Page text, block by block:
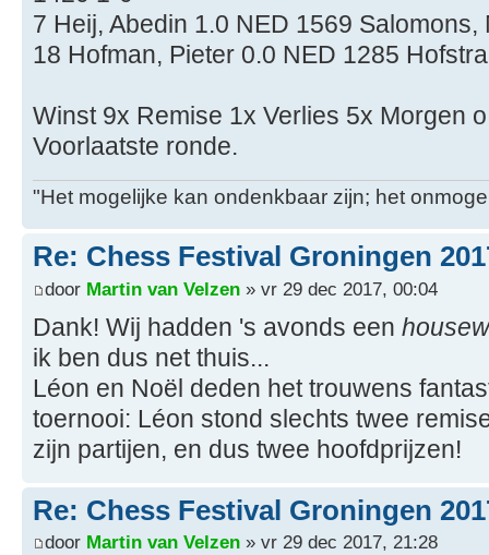
7 Heij, Abedin 1.0 NED 1569
18 Hofman, Pieter 0.0 NED 1285
Winst 9x Remise 1x Verlies 5x Morgen
Voorlaatste ronde.
"Het mogelijke kan ondenkbaar zijn; het
Re: Chess Festival Groningen
door Martin van Velzen » vr 29 dec 2017, 00:04
Dank! Wij hadden 's avonds een
ik ben dus net thuis...
Léon en Noël deden het trouwens
toernooi: Léon stond slechts twee
zijn partijen, en dus twee hoofdprijzen!
Re: Chess Festival Groningen
door Martin van Velzen » vr 29 dec 2017, 21:28